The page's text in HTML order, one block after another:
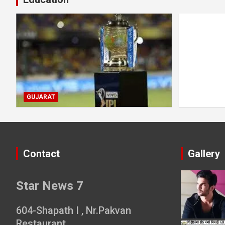
GUJARAT
Contact
Star News 7
604-Shapath I , Nr.Pakvan
Gallery